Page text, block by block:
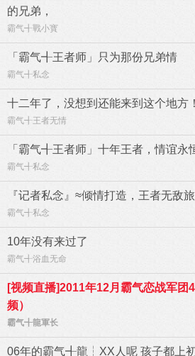
的兄弟，
霸气╉戰小寳
「霸气╉王者师」只为那份兄弟情
霸气╉私念
十二年了，没想到还能来到这个地方！
霸气╉王者无情
「霸气╉王者师」十年王者，情谊永
霸气╉私念
『记者私念』≈倾情打造，王者无敌
霸气╉私念
10年没有来过了
霸气╉浴血无命
[视频直播]2011年12月霸气恋战军团
频）
霸气╉龍軍长
06年的霸气╉龍┆XX人呢 孩子都上